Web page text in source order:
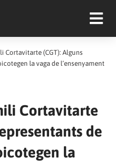
Cortavitarte (CGT): Alguns
la vaga de l’ensenyament
Cortavitarte
de
la